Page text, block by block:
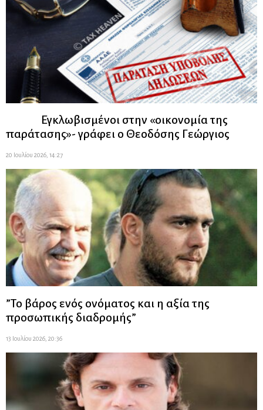
Εγκλωβισμένοι στην «οικονομία της
παράτασης»- γράφει ο Θεοδόσης Γεώργιος
20 Ιουλίου 2026, 14:27
”Το βάρος ενός ονόματος και η αξία της
προσωπικής διαδρομής”
13 Ιουλίου 2026, 20:36